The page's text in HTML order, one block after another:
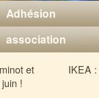
Adhésion
association
et
!
IKEA